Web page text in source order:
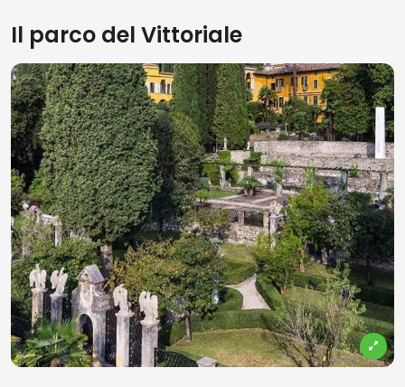
Il parco del Vittoriale